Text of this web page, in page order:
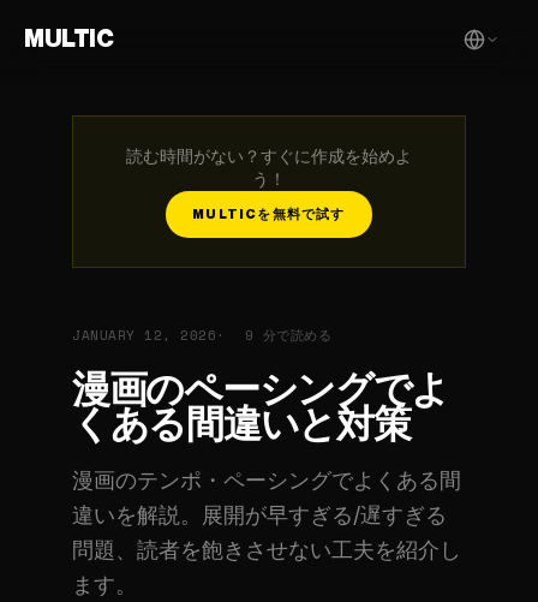
MULTIC
読む時間がない？すぐに作成を始めよ
う！
MULTICを無料で試す
JANUARY 12, 2026 9 分で読める
漫画のペーシングでよ
くある間違いと対策
漫画のテンポ・ペーシングでよくある間
違いを解説。展開が早すぎる/遅すぎる
問題、読者を飽きさせない工夫を紹介し
ます。